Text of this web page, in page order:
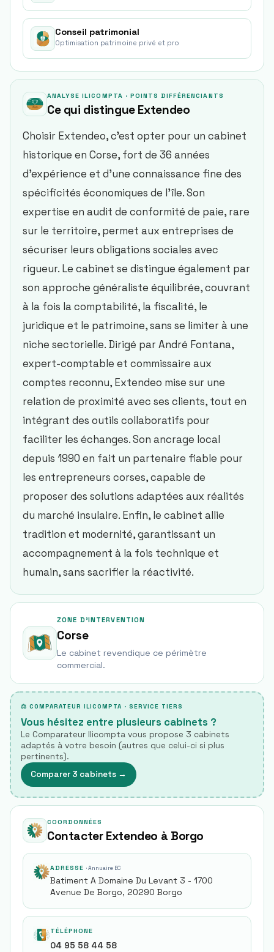
Conseil patrimonial
Optimisation patrimoine privé et pro
ANALYSE ILICOMPTA · POINTS DIFFÉRENCIANTS
Ce qui distingue Extendeo
Choisir Extendeo, c’est opter pour un cabinet
historique en Corse, fort de 36 années
d’expérience et d’une connaissance fine des
spécificités économiques de l’île. Son
expertise en audit de conformité de paie, rare
sur le territoire, permet aux entreprises de
sécuriser leurs obligations sociales avec
rigueur. Le cabinet se distingue également par
son approche généraliste équilibrée, couvrant
à la fois la comptabilité, la fiscalité, le
juridique et le patrimoine, sans se limiter à une
niche sectorielle. Dirigé par André Fontana,
expert-comptable et commissaire aux
comptes reconnu, Extendeo mise sur une
relation de proximité avec ses clients, tout en
intégrant des outils collaboratifs pour
faciliter les échanges. Son ancrage local
depuis 1990 en fait un partenaire fiable pour
les entrepreneurs corses, capable de
proposer des solutions adaptées aux réalités
du marché insulaire. Enfin, le cabinet allie
tradition et modernité, garantissant un
accompagnement à la fois technique et
humain, sans sacrifier la réactivité.
ZONE D'INTERVENTION
Corse
Le cabinet revendique ce périmètre
commercial.
⚖ COMPARATEUR ILICOMPTA · SERVICE TIERS
Vous hésitez entre plusieurs cabinets ?
Le Comparateur Ilicompta vous propose 3 cabinets
adaptés à votre besoin (autres que celui-ci si plus
pertinents).
Comparer 3 cabinets →
COORDONNÉES
Contacter Extendeo à Borgo
ADRESSE· Annuaire EC
Batiment A Domaine Du Levant 3 - 1700
Avenue De Borgo, 20290 Borgo
TÉLÉPHONE
04 95 58 44 58